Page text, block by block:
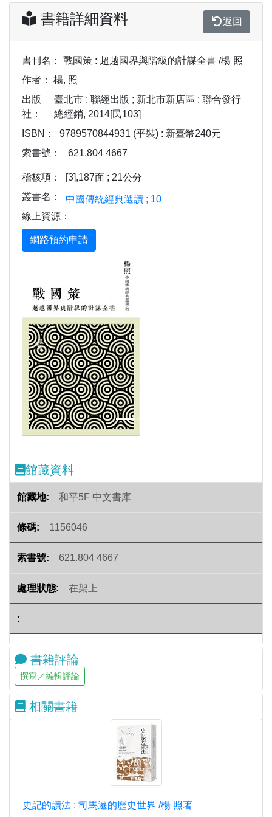
書籍詳細資料 返回
書刊名：
戰國策 : 超越國界與階級的計謀全書 /楊 照
作者：
楊, 照
出版
社：
臺北市 : 聯經出版 ; 新北市新店區 : 聯合發行
總經銷, 2014[民103]
ISBN：
9789570844931 (平裝) : 新臺幣240元
索書號：
621.804 4667
稽核項：
[3],187面 ; 21公分
叢書名：
中國傳統經典選讀 ; 10
線上資源：
Previous
館藏資料
和平5F 中文書庫
1156046
621.804 4667
在架上
書籍評論
相關書籍
史記的讀法 : 司馬遷的歷史世界 /楊 照著